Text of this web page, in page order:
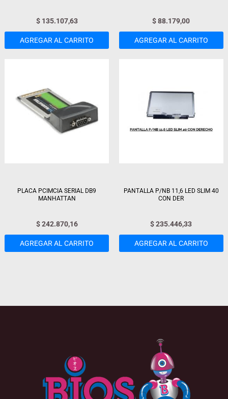
$135.107,63
AGREGAR AL CARRITO
$88.179,00
AGREGAR AL CARRITO
PLACA PCIMCIA SERIAL DB9
MANHATTAN
$242.870,16
AGREGAR AL CARRITO
PANTALLA P/NB 11,6 LED SLIM 40
CON DER
$235.446,33
AGREGAR AL CARRITO